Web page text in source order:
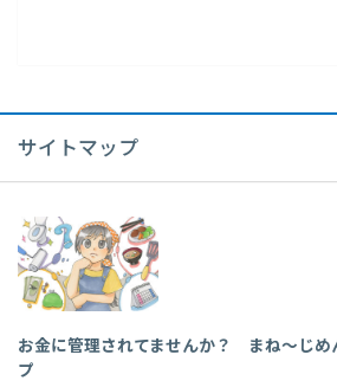
サイトマップ
お金に管理されてませんか？ まね～じ
プ